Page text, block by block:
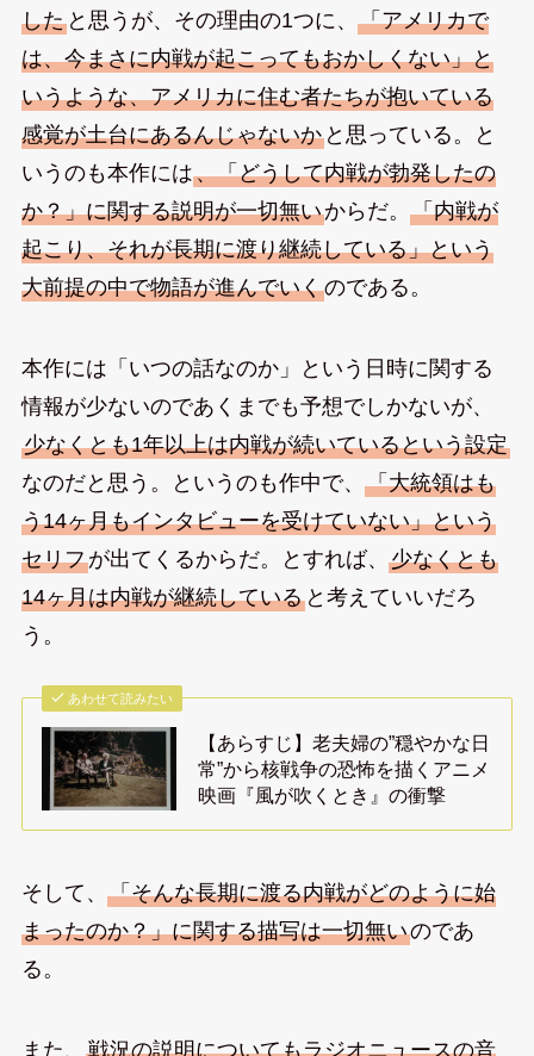
したと思うが、その理由の1つに、 「アメリカで
は、今まさに内戦が起こってもおかしくない」と
いうような、アメリカに住む者たちが抱いている
感覚が土台にあるんじゃないかと思っている。と
いうのも本作には、「どうして内戦が勃発したの
か？」に関する説明が一切無いからだ。 「内戦が
起こり、それが長期に渡り継続している」という
大前提の中で物語が進んでいくのである。
本作には「いつの話なのか」という日時に関する
情報が少ないのであくまでも予想でしかないが、
少なくとも1年以上は内戦が続いているという設定
なのだと思う。というのも作中で、 「大統領はも
う14ヶ月もインタビューを受けていない」という
セリフが出てくるからだ。とすれば、 少なくとも
14ヶ月は内戦が継続していると考えていいだろ
う。
あわせて読みたい
【あらすじ】老夫婦の”穏やかな日
常”から核戦争の恐怖を描くアニメ
映画『風が吹くとき』の衝撃
そして、 「そんな長期に渡る内戦がどのように始
まったのか？」に関する描写は一切無いのであ
る。
また、 戦況の説明についてもラジオニュースの音